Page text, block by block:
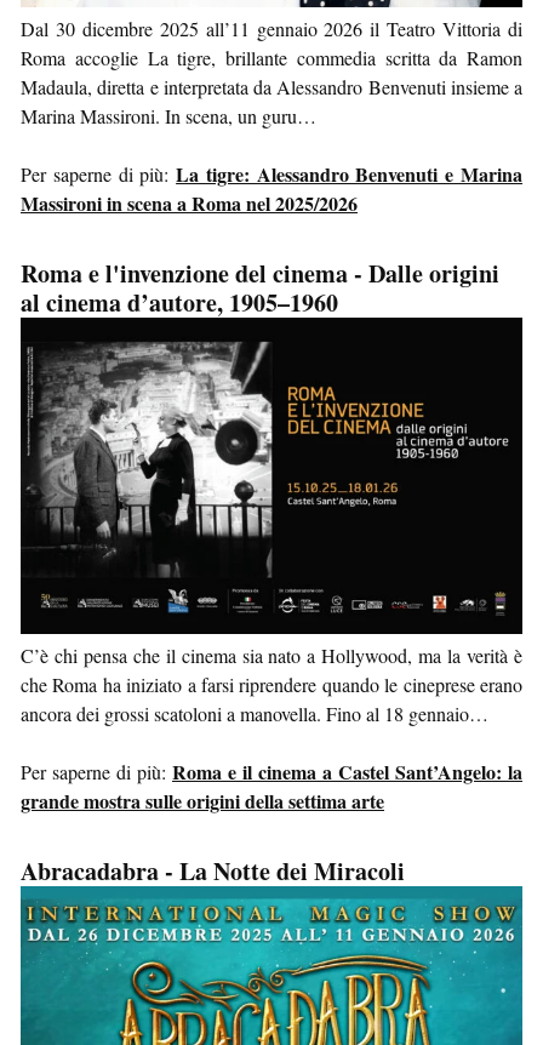
Dal 30 dicembre 2025 all’11 gennaio 2026 il Teatro Vittoria di
Roma accoglie La tigre, brillante commedia scritta da Ramon
Madaula, diretta e interpretata da Alessandro Benvenuti insieme a
Marina Massironi. In scena, un guru…
Per saperne di più:La tigre: Alessandro Benvenuti e Marina
Massironi in scena a Roma nel 2025/2026
Roma e l'invenzione del cinema - Dalle origini
al cinema d’autore, 1905–1960
C’è chi pensa che il cinema sia nato a Hollywood, ma la verità è
che Roma ha iniziato a farsi riprendere quando le cineprese erano
ancora dei grossi scatoloni a manovella. Fino al 18 gennaio…
Per saperne di più: Roma e il cinema a Castel Sant’Angelo: la
grande mostra sulle origini della settima arte
Abracadabra - La Notte dei Miracoli